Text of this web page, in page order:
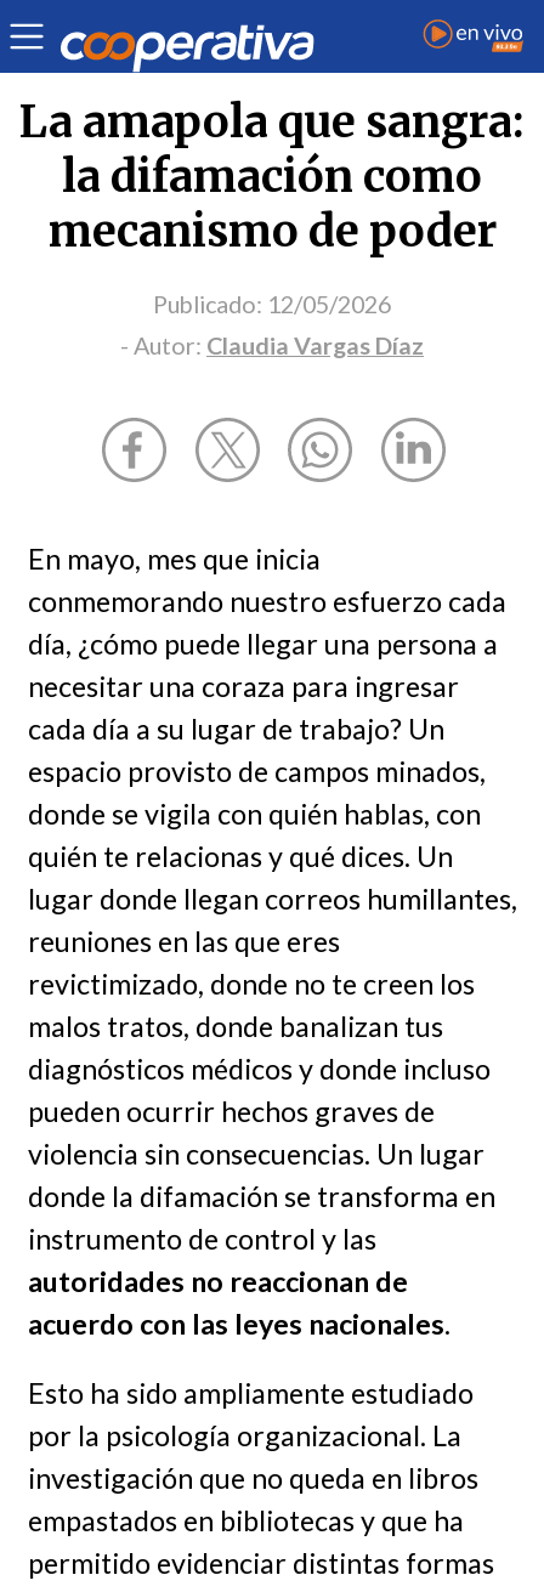
Opinión | Claudia Vargas Díaz
La amapola que sangra:
la difamación como
mecanismo de poder
Publicado: 12/05/2026
- Autor: Claudia Vargas Díaz
En mayo, mes que inicia
conmemorando nuestro esfuerzo cada
día, ¿cómo puede llegar una persona a
necesitar una coraza para ingresar
cada día a su lugar de trabajo? Un
espacio provisto de campos minados,
donde se vigila con quién hablas, con
quién te relacionas y qué dices. Un
lugar donde llegan correos humillantes,
reuniones en las que eres
revictimizado, donde no te creen los
malos tratos, donde banalizan tus
diagnósticos médicos y donde incluso
pueden ocurrir hechos graves de
violencia sin consecuencias. Un lugar
donde la difamación se transforma en
instrumento de control y las
autoridades no reaccionan de
acuerdo con las leyes nacionales.
Esto ha sido ampliamente estudiado
por la psicología organizacional. La
investigación que no queda en libros
empastados en bibliotecas y que ha
permitido evidenciar distintas formas